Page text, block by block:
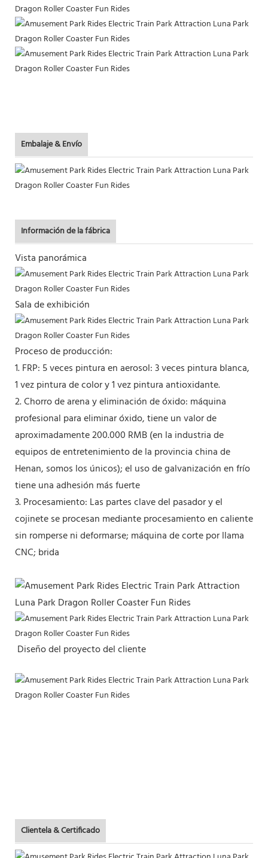
Embalaje & Envío
Información de la fábrica
Vista panorámica
Sala de exhibición
Proceso de producción:
1. FRP: 5 veces pintura en aerosol: 3 veces pintura blanca,
1 vez pintura de color y 1 vez pintura antioxidante.
2. Chorro de arena y eliminación de óxido: máquina
profesional para eliminar óxido, tiene un valor de
aproximadamente 200.000 RMB (en la industria de
equipos de entretenimiento de la provincia china de
Henan, somos los únicos); el uso de galvanización en frío
tiene una adhesión más fuerte
3. Procesamiento: Las partes clave del pasador y el
cojinete se procesan mediante procesamiento en caliente
sin romperse ni deformarse; máquina de corte por llama
CNC; brida
Diseño del proyecto del cliente
Clientela & Certificado